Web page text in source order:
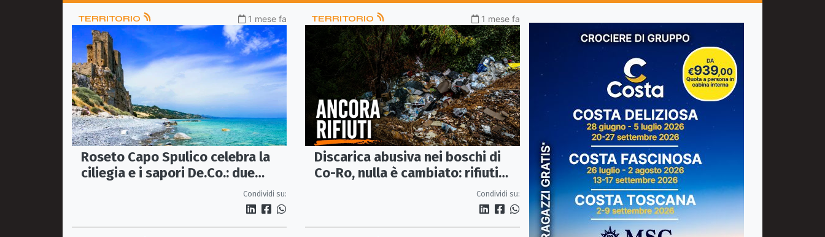
TERRITORIO 1 mese fa
Roseto Capo Spulico celebra la
ciliegia e i sapori De.Co.: due
giorni tra tradizione, gusto e
valorizzazione del territorio
Condividi su:
TERRITORIO 1 mese fa
Discarica abusiva nei boschi di
Co-Ro, nulla è cambiato: rifiuti
Condividi su: